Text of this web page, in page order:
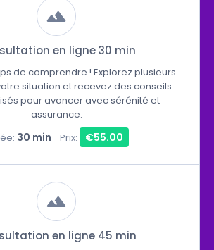
en ligne 30 min
de comprendre ! Explorez plusieurs
situation et recevez des conseils
pour avancer avec sérénité et
assurance.
30 min Prix: €55.00
en ligne 45 min